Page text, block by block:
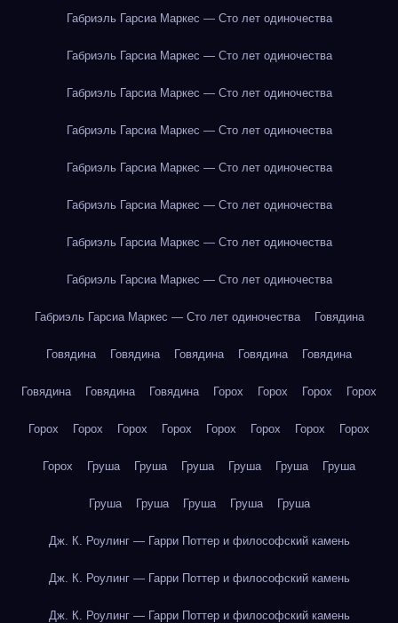
Габриэль Гарсиа Маркес — Сто лет одиночества
Габриэль Гарсиа Маркес — Сто лет одиночества
Габриэль Гарсиа Маркес — Сто лет одиночества
Габриэль Гарсиа Маркес — Сто лет одиночества
Габриэль Гарсиа Маркес — Сто лет одиночества
Габриэль Гарсиа Маркес — Сто лет одиночества
Габриэль Гарсиа Маркес — Сто лет одиночества
Габриэль Гарсиа Маркес — Сто лет одиночества
Габриэль Гарсиа Маркес — Сто лет одиночества Говядина
Говядина Говядина Говядина Говядина Говядина
Говядина Говядина Говядина Горох Горох Горох Горох
Горох Горох Горох Горох Горох Горох Горох Горох
Горох Груша Груша Груша Груша Груша Груша
Груша Груша Груша Груша Груша
Дж. К. Роулинг — Гарри Поттер и философский камень
Дж. К. Роулинг — Гарри Поттер и философский камень
Дж. К. Роулинг — Гарри Поттер и философский камень